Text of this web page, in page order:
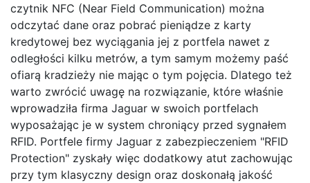
czytnik NFC (Near Field Communication) można
odczytać dane oraz pobrać pieniądze z karty
kredytowej bez wyciągania jej z portfela nawet z
odległości kilku metrów, a tym samym możemy paść
ofiarą kradzieży nie mając o tym pojęcia. Dlatego też
warto zwrócić uwagę na rozwiązanie, które właśnie
wprowadziła firma Jaguar w swoich portfelach
wyposażając je w system chroniący przed sygnałem
RFID. Portfele firmy Jaguar z zabezpieczeniem "RFID
Protection" zyskały więc dodatkowy atut zachowując
przy tym klasyczny design oraz doskonałą jakość